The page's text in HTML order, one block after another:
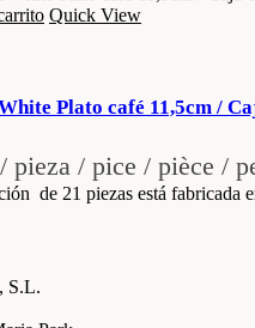
Quick View
Plato café 11,5cm /
/ pieza / pice / pièce /
de 21 piezas está fabricada
S.L.